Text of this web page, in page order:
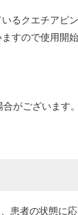
るクエチア
ので使用開
がございます
者の状態